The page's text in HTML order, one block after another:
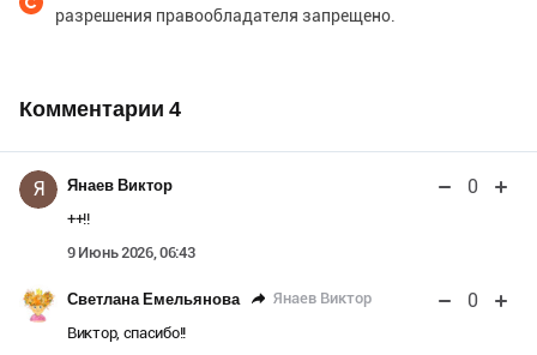
разрешения правообладателя запрещено.
Комментарии 4
Я Янаев Виктор 0
++!!
9 Июнь 2026, 06:43
Светлана Емельянова Янаев Виктор 0
Виктор, спасибо!!